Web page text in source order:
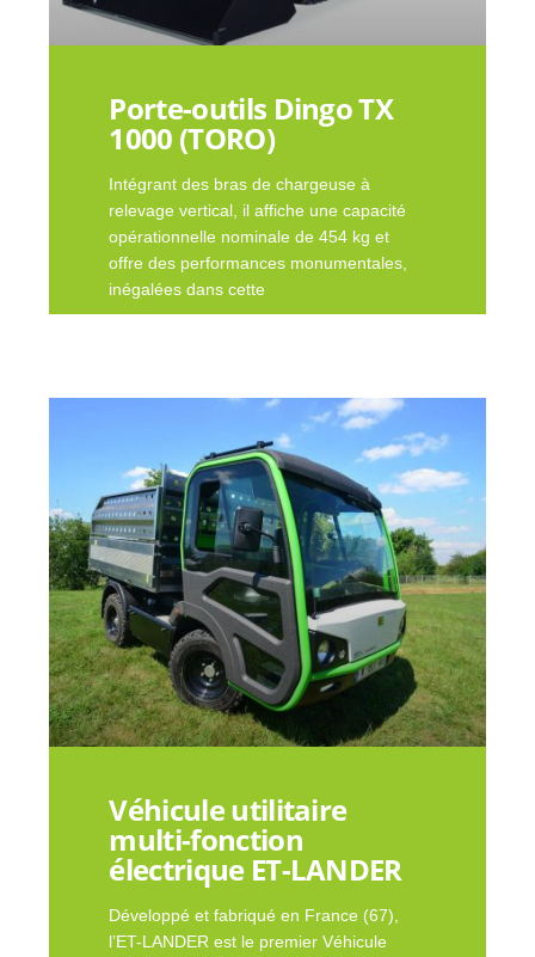
Porte-outils Dingo TX
1000 (TORO)
Intégrant des bras de chargeuse à
relevage vertical, il affiche une capacité
opérationnelle nominale de 454 kg et
offre des performances monumentales,
inégalées dans cette
Véhicule utilitaire
multi-fonction
électrique ET-LANDER
Développé et fabriqué en France (67),
l’ET-LANDER est le premier Véhicule